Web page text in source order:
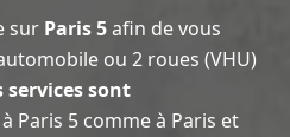
sur Paris 5afin de vous
ou 2 roues (VHU)
services sont
à Paris 5 comme à Paris et